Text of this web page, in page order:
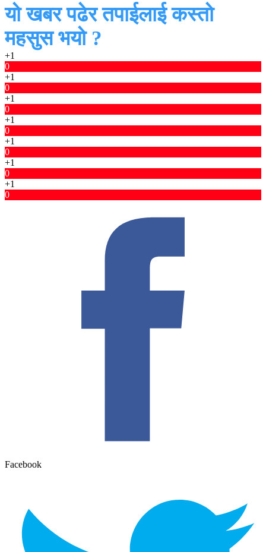
यो खबर पढेर तपाईलाई कस्तो
महसुस भयो ?
+1
0
+1
0
+1
0
+1
0
+1
0
+1
0
+1
0
Facebook